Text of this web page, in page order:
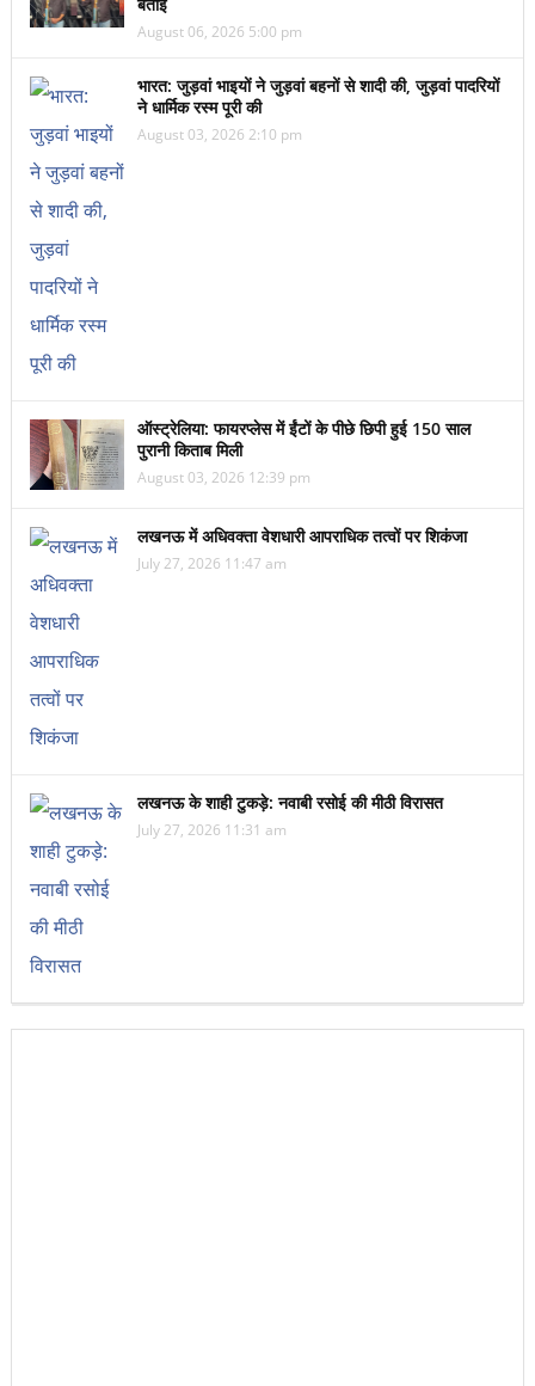
August 06, 2026 5:00 pm
भारत: जुड़वां भाइयों ने जुड़वां बहनों से शादी की, जुड़वां पादरियों
ने धार्मिक रस्म पूरी की
August 03, 2026 2:10 pm
ऑस्ट्रेलिया: फायरप्लेस में ईंटों के पीछे छिपी हुई 150 साल
पुरानी किताब मिली
August 03, 2026 12:39 pm
लखनऊ में अधिवक्ता वेशधारी आपराधिक तत्वों पर शिकंजा
July 27, 2026 11:47 am
लखनऊ के शाही टुकड़े: नवाबी रसोई की मीठी विरासत
July 27, 2026 11:31 am